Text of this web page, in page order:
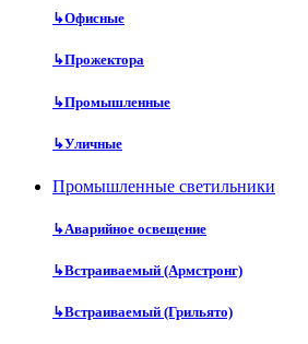
↳Офисные
↳Прожектора
↳Промышленные
↳Уличные
Промышленные светильники
↳Аварийное освещение
↳Встраиваемый (Армстронг)
↳Встраиваемый (Грильято)